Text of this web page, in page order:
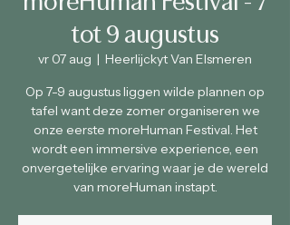
tot 9 augustus
vr 07 aug
  |
Heerlijckyt Van Elsmeren
Op 7-9 augustus liggen wilde plannen op
tafel want deze zomer organiseren we
onze eerste moreHuman Festival. Het
wordt een immersive experience, een
onvergetelijke ervaring waar je de wereld
van moreHuman instapt.